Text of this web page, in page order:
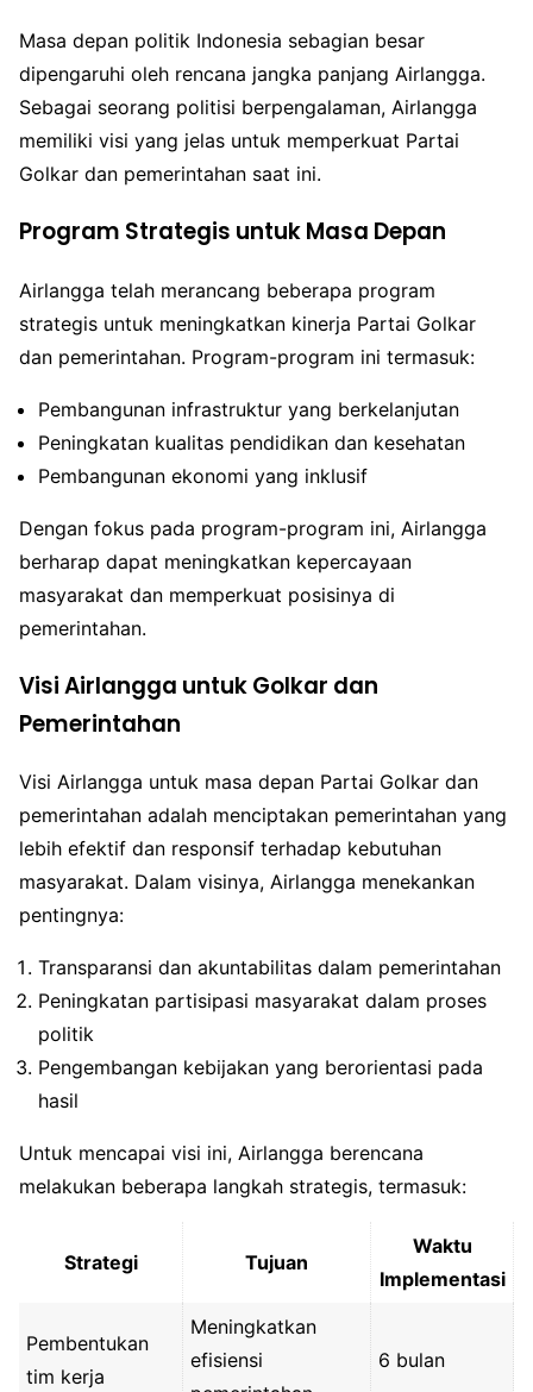
Masa depan politik Indonesia sebagian besar
dipengaruhi oleh rencana jangka panjang Airlangga.
Sebagai seorang politisi berpengalaman, Airlangga
memiliki visi yang jelas untuk memperkuat Partai
Golkar dan pemerintahan saat ini.
Program Strategis untuk Masa Depan
Airlangga telah merancang beberapa program
strategis untuk meningkatkan kinerja Partai Golkar
dan pemerintahan. Program-program ini termasuk:
Pembangunan infrastruktur yang berkelanjutan
Peningkatan kualitas pendidikan dan kesehatan
Pembangunan ekonomi yang inklusif
Dengan fokus pada program-program ini, Airlangga
berharap dapat meningkatkan kepercayaan
masyarakat dan memperkuat posisinya di
pemerintahan.
Visi Airlangga untuk Golkar dan
Pemerintahan
Visi Airlangga untuk masa depan Partai Golkar dan
pemerintahan adalah menciptakan pemerintahan yang
lebih efektif dan responsif terhadap kebutuhan
masyarakat. Dalam visinya, Airlangga menekankan
pentingnya:
Transparansi dan akuntabilitas dalam pemerintahan
Peningkatan partisipasi masyarakat dalam proses
politik
Pengembangan kebijakan yang berorientasi pada
hasil
Untuk mencapai visi ini, Airlangga berencana
melakukan beberapa langkah strategis, termasuk:
Strategi Tujuan
Waktu
Implementasi
Pembentukan
tim kerja
Meningkatkan
efisiensi
6 bulan